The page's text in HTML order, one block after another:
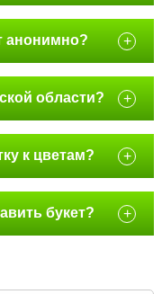
анонимно? +
области? +
к цветам? +
букет? +